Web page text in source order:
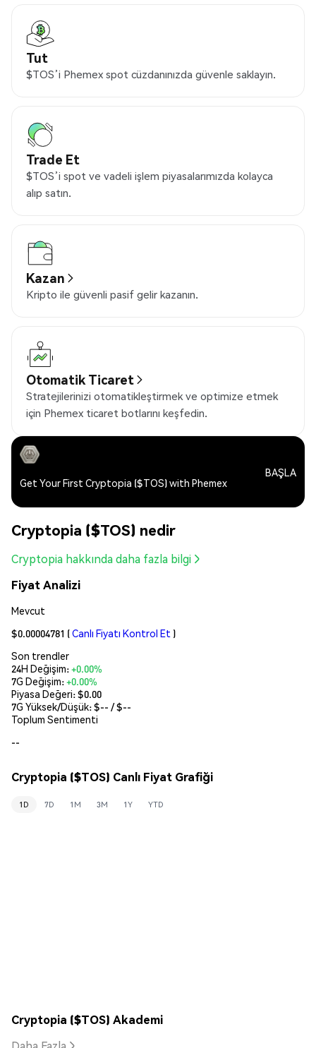
Tut
$TOS’i Phemex spot cüzdanınızda güvenle saklayın.
Trade Et
$TOS’i spot ve vadeli işlem piyasalarımızda kolayca
alıp satın.
Kazan
Kripto ile güvenli pasif gelir kazanın.
Otomatik Ticaret
Stratejilerinizi otomatikleştirmek ve optimize etmek
için Phemex ticaret botlarını keşfedin.
Get Your First Cryptopia ($TOS) with Phemex
BAŞLA
Cryptopia ($TOS) nedir
Cryptopia hakkında daha fazla bilgi
Fiyat Analizi
Mevcut
$0.00004781 (Canlı Fiyatı Kontrol Et )
Son trendler
24H Değişim:+0.00%
7G Değişim:+0.00%
Piyasa Değeri:$0.00
7G Yüksek/Düşük: $-- / $--
Toplum Sentimenti
--
Cryptopia ($TOS) Canlı Fiyat Grafiği
1D 7D 1M 3M 1Y YTD
Cryptopia ($TOS) Akademi